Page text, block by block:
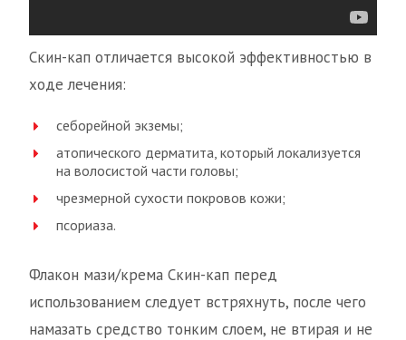
Скин-кап отличается высокой эффективностью в
ходе лечения:
себорейной экземы;
атопического дерматита, который локализуется
на волосистой части головы;
чрезмерной сухости покровов кожи;
псориаза.
Флакон мази/крема Скин-кап перед
использованием следует встряхнуть, после чего
намазать средство тонким слоем, не втирая и не